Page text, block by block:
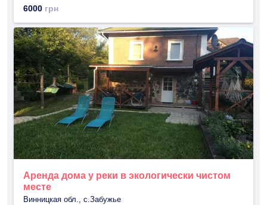
6000 грн
Аренда дома у реки в экологически чистом
месте
Винницкая обл., с.Забужье